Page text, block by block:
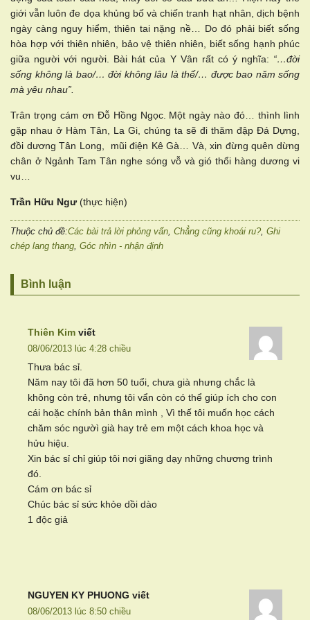
giới vẫn luôn đe dọa khủng bố và chiến tranh hạt nhân, dịch bệnh
ngày càng nguy hiểm, thiên tai nặng nề… Do đó phải biết sống
hòa hợp với thiên nhiên, bảo vệ thiên nhiên, biết sống hạnh phúc
giữa người với người. Bài hát của Y Vân rất có ý nghĩa: “…đời
sống không là bao/… đời không lâu là thế/… được bao năm sống
mà yêu nhau”.
Trân trọng cám ơn Đỗ Hồng Ngọc. Một ngày nào đó… thình lình
gặp nhau ở Hàm Tân, La Gi, chúng ta sẽ đi thăm đập Đá Dựng,
đồi dương Tân Long, mũi điện Kê Gà… Và, xin đừng quên dừng
chân ở Ngảnh Tam Tân nghe sóng vỗ và gió thổi hàng dương vi
vu…
Trần Hữu Ngư (thực hiện)
Thuộc chủ đề:Các bài trả lời phỏng vấn, Chẳng cũng khoái ru?, Ghi
chép lang thang, Góc nhìn - nhận định
Bình luận
Thiên Kim viết
08/06/2013 lúc 4:28 chiều
Thưa bác sỉ.
Năm nay tôi đã hơn 50 tuổi, chưa già nhưng chắc là
không còn trẻ, nhưng tôi vẩn còn có thể giúp ích cho con
cái hoặc chính bản thân mình , Vì thế tôi muốn học cách
chăm sóc ngườì già hay trẻ em một cách khoa học và
hửu hiệu.
Xin bác sỉ chỉ giúp tôi nơi giãng dạy những chương trình
đó.
Cám ơn bác sỉ
Chúc bác sỉ sức khỏe dồi dào
1 độc giả
NGUYEN KY PHUONG viết
08/06/2013 lúc 8:50 chiều